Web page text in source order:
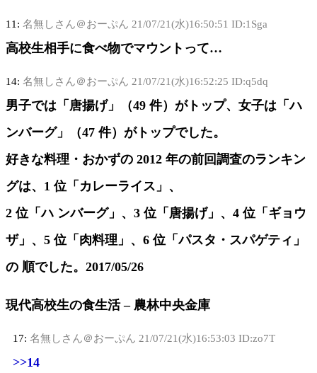
11: 名無しさん＠おーぷん 21/07/21(水)16:50:51 ID:1Sga
高校生相手に食べ物でマウントって…
14: 名無しさん＠おーぷん 21/07/21(水)16:52:25 ID:q5dq
男子では「唐揚げ」（49 件）がトップ、女子は「ハ
ンバーグ」（47 件）がトップでした。
好きな料理・おかずの 2012 年の前回調査のランキン
グは、1 位「カレーライス」、
2 位「ハ ンバーグ」、3 位「唐揚げ」、4 位「ギョウ
ザ」、5 位「肉料理」、6 位「パスタ・スパゲティ」
の 順でした。2017/05/26
現代高校生の食生活 – 農林中央金庫
17: 名無しさん＠おーぷん 21/07/21(水)16:53:03 ID:zo7T
>>14